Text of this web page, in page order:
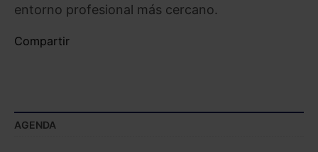
entorno profesional más cercano.
Compartir
AGENDA